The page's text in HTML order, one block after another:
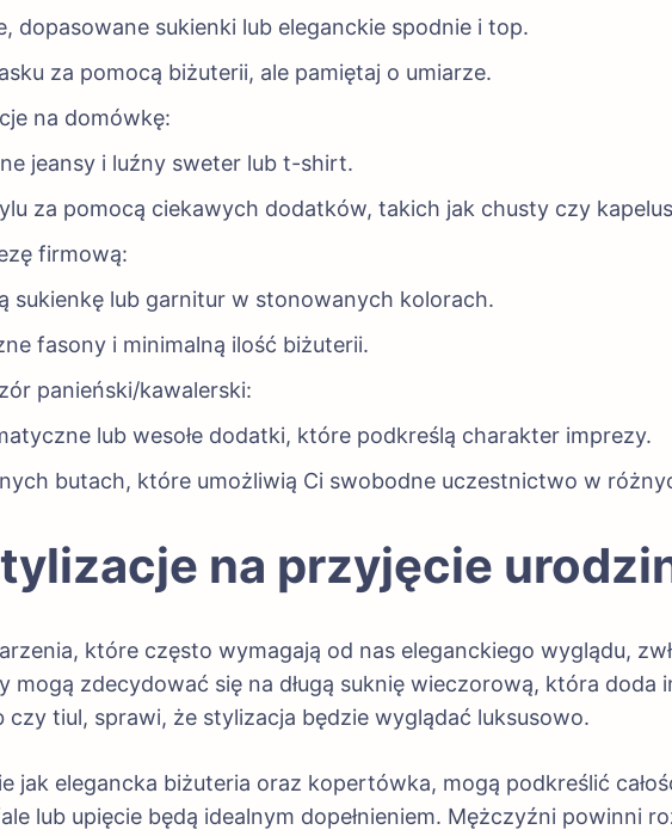
dopasowane sukienki lub eleganckie spodnie i top.
za pomocą biżuterii, ale pamiętaj o umiarze.
na domówkę:
jeansy i luźny sweter lub t-shirt.
za pomocą ciekawych dodatków, takich jak chusty czy
firmową:
sukienkę lub garnitur w stonowanych kolorach.
fasony i minimalną ilość biżuterii.
panieński/kawalerski:
lub wesołe dodatki, które podkreślą charakter imprezy.
butach, które umożliwią Ci swobodne uczestnictwo w
na przyjęcie
które często wymagają od nas eleganckiego wyglądu,
mogą zdecydować się na długą suknię wieczorową, która doda
czy tiul, sprawi, że stylizacja będzie wyglądać luksusowo.
jak elegancka biżuteria oraz kopertówka, mogą podkreślić
lub upięcie będą idealnym dopełnieniem. Mężczyźni powinni